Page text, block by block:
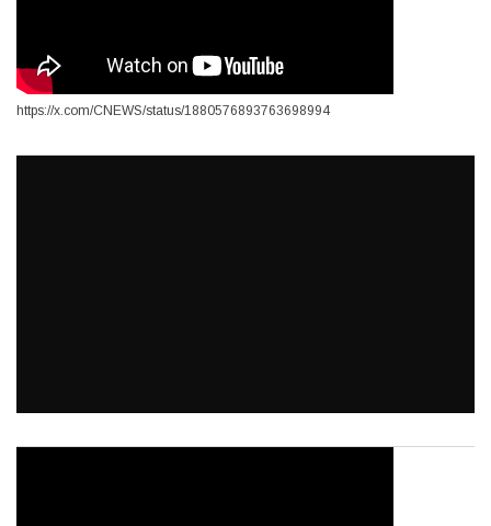
https://x.com/CNEWS/status/1880576893763698994